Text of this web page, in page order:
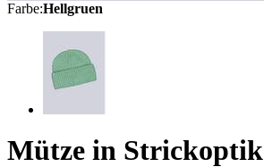
Farbe:Hellgruen
Mütze in Strickoptik